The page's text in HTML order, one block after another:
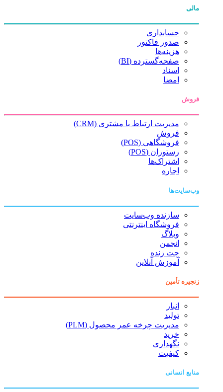
مالی
حسابداری
صدور فاکتور
هزینه‌ها
صفحه‌گسترده (BI)
اسناد
امضا
فروش
مدیریت ارتباط با مشتری (CRM)
فروش
فروشگاهی (POS)
رستوران (POS)
اشتراک‌ها
اجاره
وب‌سایت‌ها
سازنده وب‌سایت
فروشگاه اینترنتی
وبلاگ
انجمن
چت زنده
آموزش آنلاین
زنجیره تأمین
انبار
تولید
مدیریت چرخه عمر محصول (PLM)
خرید
نگهداری
کیفیت
منابع انسانی